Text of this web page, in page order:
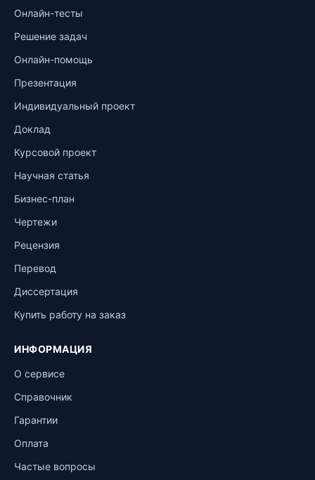
Онлайн-тесты
Решение задач
Онлайн-помощь
Презентация
Индивидуальный проект
Доклад
Курсовой проект
Научная статья
Бизнес-план
Чертежи
Рецензия
Перевод
Диссертация
Купить работу на заказ
ИНФОРМАЦИЯ
О сервисе
Справочник
Гарантии
Оплата
Частые вопросы